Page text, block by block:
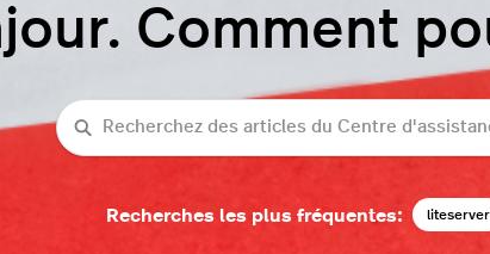
Comment
Recherche
Recherches les plus fréquentes: liteserver